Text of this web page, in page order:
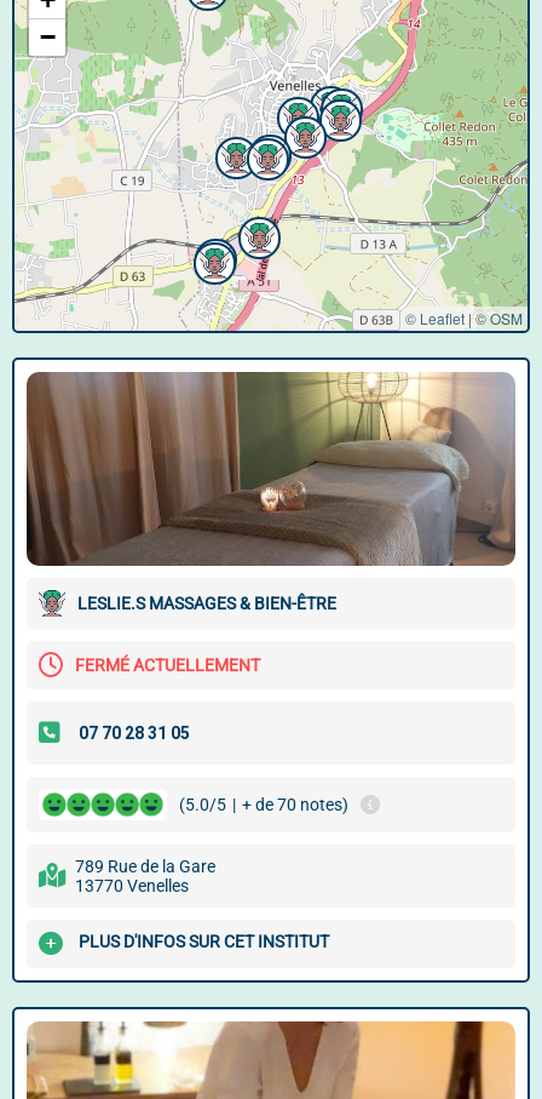
−
© Leaflet|©OSM
LESLIE.S MASSAGES & BIEN-ÊTRE
FERMÉ ACTUELLEMENT
(5.0/5 | + de 70 notes)
789 Rue de la Gare
13770 Venelles
PLUS D'INFOS SUR CET INSTITUT